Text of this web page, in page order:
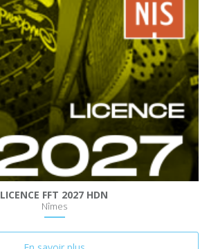
LICENCE FFT 2027 HDN
Nîmes